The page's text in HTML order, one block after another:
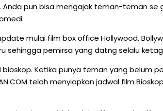
pun bisa mengajak teman-teman
mulai film box office Hollywood,
sehingga pemirsa yang datng selalu
Ketika punya teman yang belum
telah menyiapkan jadwal film